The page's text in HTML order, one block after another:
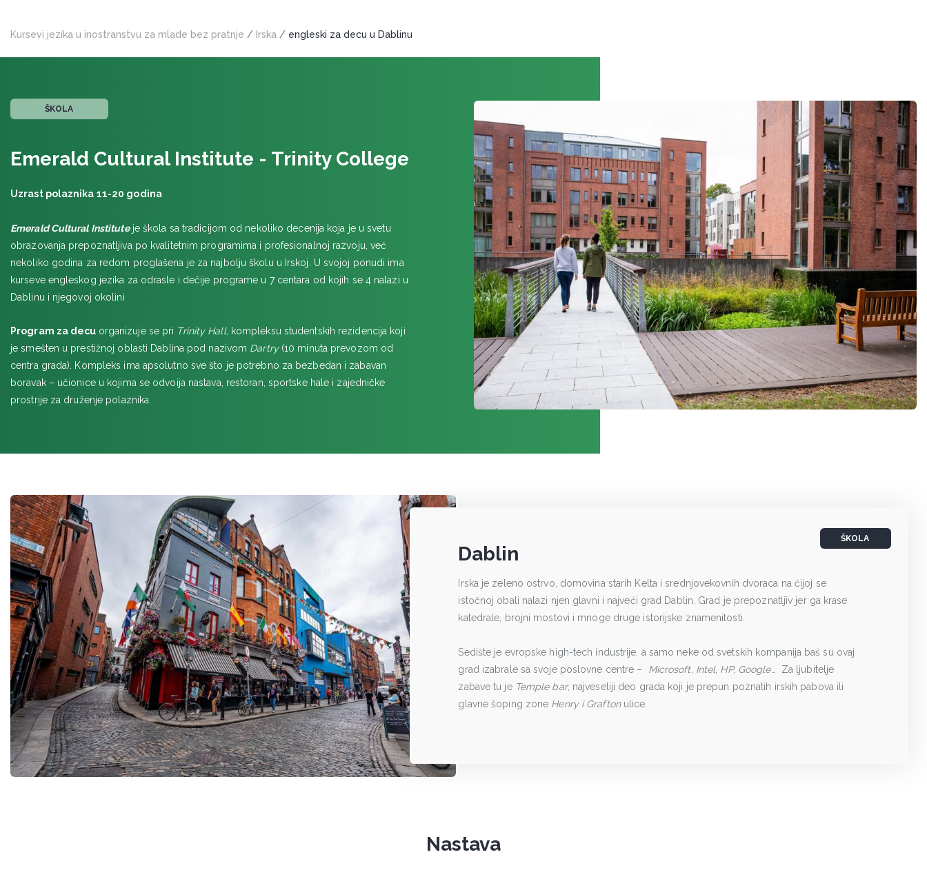
Kursevi jezika u inostranstvu za mlade bez pratnje / Irska / engleski za decu u Dablinu
ŠKOLA
Emerald Cultural Institute - Trinity College
Uzrast polaznika 11-20 godina
Emerald Cultural Instituteje škola sa tradicijom od nekoliko decenija koja je u svetu
obrazovanja prepoznatljiva po kvalitetnim programima i profesionalnoj razvoju, već
nekoliko godina za redom proglašena je za najbolju školu u Irskoj. U svojoj ponudi ima
kurseve engleskog jezika za odrasle i dečije programe u 7 centara od kojih se 4 nalazi u
Dablinu i njegovoj okolini
Program za decu organizuje se pri Trinity Hall, kompleksu studentskih rezidencija koji
je smešten u prestižnoj oblasti Dablina pod nazivom Dartry(10 minuta prevozom od
centra grada). Kompleks ima apsolutno sve što je potrebno za bezbedan i zabavan
boravak – učionice u kojima se odvoija nastava, restoran, sportske hale i zajedničke
prostrije za druženje polaznika.
ŠKOLA
Dablin
Irska je zeleno ostrvo, domovina starih Kelta i srednjovekovnih dvoraca na čijoj se
istočnoj obali nalazi njen glavni i najveći grad Dablin. Grad je prepoznatljiv jer ga krase
katedrale, brojni mostovi i mnoge druge istorijske znamenitosti.
Sedište je evropske high-tech industrije, a samo neke od svetskih kompanija baš su ovaj
grad izabrale sa svoje poslovne centre – Microsoft, Intel, HP, Google… Za ljubitelje
zabave tu je Temple bar, najveseliji deo grada koji je prepun poznatih irskih pabova ili
glavne šoping zone Henry i Graftonulice.
Nastava